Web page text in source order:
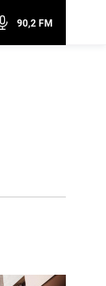
90,2 FM